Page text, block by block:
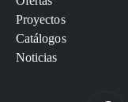
Proyectos
Catálogos
Noticias